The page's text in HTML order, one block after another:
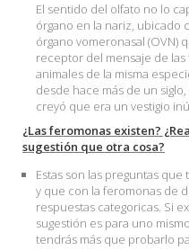
El sentido del olfato no lo
órgano en la nariz, ubicado
órgano vomeronasal (OVN)
receptor del mensaje de
animales de la misma
desde hace más de un
creyó que era un vestigio
¿Las feromonas existen?
sugestión que otra cosa?
Estas son las preguntas
y que con la feromonas de
respuestas categoricas. Si
sugestión es para uno
tendrás más que probarlo